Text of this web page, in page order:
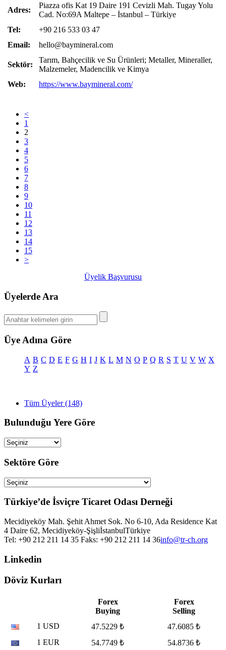
Adres:
Piazza ofis Kat 19 Daire 191 Cevizli Mah. Tugay Yolu
Cad. No:69A Maltepe – İstanbul – Türkiye
Tel:
+90 216 533 03 47
Email:
hello@baymineral.com
Sektör:
Tarım, Bahçecilik ve Su Ürünleri; Metaller, Mineraller,
Malzemeler, Madencilik ve Kimya
Web:
https://www.baymineral.com/
<
1
2
3
4
5
6
7
8
9
10
11
12
13
14
15
>
Üyelik Başvurusu
Üyelerde Ara
Üye Adına Göre
A B C D E F G H I J K L M N O P Q R S T U V W X
Y Z
Tüm Üyeler (148)
Bulunduğu Yere Göre
Sektöre Göre
Türkiye’de İsviçre Ticaret Odası Derneği
Mecidiyeköy Mah. Şehit Ahmet Sok. No 6-10, Ada Residence Kat
4 Daire 62, Mecidiyeköy-ŞişliİstanbulTürkiye
Tel: +90 212 211 14 35 Faks: +90 212 211 14 36info@tr-ch.org
Linkedin
Döviz Kurları
Forex
Buying
Forex
Selling
1 USD
47.5229 ₺
47.6085 ₺
1 EUR
54.7749 ₺ 54.8736 ₺